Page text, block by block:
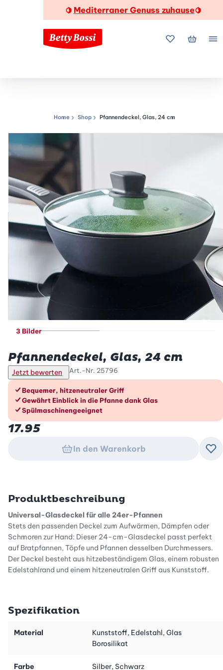
🍋 Mediterraner Genuss zuhause🍋
MeineMein
Navigationspfad
Home Shop Pfannendeckel, Glas, 24 cm
3 Bilder
Pfannendeckel, Glas, 24 cm
Jetzt bewerten Art.-Nr. 25796
Die Vorteile im Überblick
Bequemer, hitzeneutraler Griff
Gewährt Einblick in die Pfanne dank Glas
Spülmaschinengeeignet
17.95
In den Warenkorb
Produktbeschreibung
Universal-Glasdeckel für alle 24er-Pfannen
Stets den passenden Deckel zum Aufwärmen, Dämpfen oder
Schmoren zur Hand: Dieser 24-cm-Glasdeckel passt perfekt
auf Bratpfannen, Töpfe und Pfannen desselben Durchmessers.
Der Deckel besteht aus hitzebeständigem Glas, einem robusten
Edelstahlrand und einem hitzeneutralen Griff aus Kunststoff.
Wärme verhindert, was Energie spart und die Kochzeit
dass du trotz geschlossener Pfanne jederzeit Einblick in die
Pfanne und den Inhalt unter Kontrolle hast. Dieser Deckel besitzt
klappern beginnt und der Wasserdampf keinen zu grossen Druck
Spezifikation
Material
Kunststoff, Edelstahl, Glas
Borosilikat
Farbe Silber, Schwarz